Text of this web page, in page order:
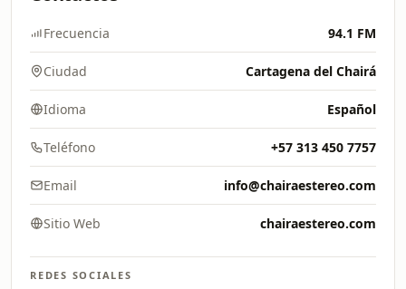
Frecuencia 94.1 FM
Ciudad Cartagena del Chairá
Idioma Español
Teléfono +57 313 450 7757
Email info@chairaestereo.com
Sitio Web chairaestereo.com
REDES SOCIALES